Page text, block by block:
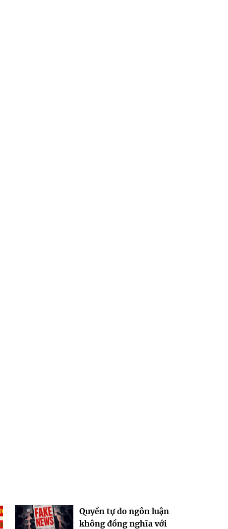
Quyền tự do ngôn luận
không đồng nghĩa với